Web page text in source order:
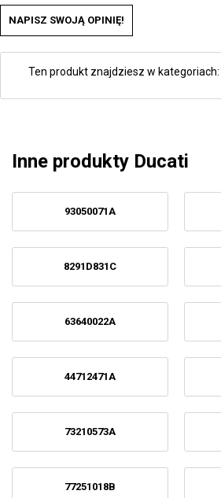
NAPISZ SWOJĄ OPINIĘ!
Ten produkt znajdziesz w kategoriach:
Inne produkty Ducati
93050071A
8291D831C
63640022A
44712471A
73210573A
77251018B